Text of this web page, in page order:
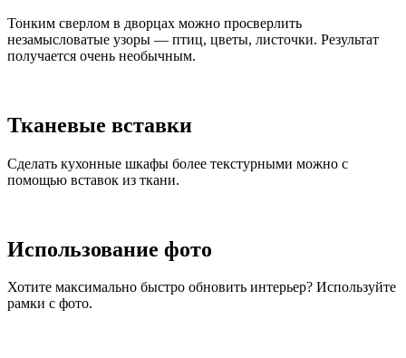
Тонким сверлом в дворцах можно просверлить
незамысловатые узоры — птиц, цветы, листочки. Результат
получается очень необычным.
Тканевые вставки
Сделать кухонные шкафы более текстурными можно с
помощью вставок из ткани.
Использование фото
Хотите максимально быстро обновить интерьер? Используйте
рамки с фото.